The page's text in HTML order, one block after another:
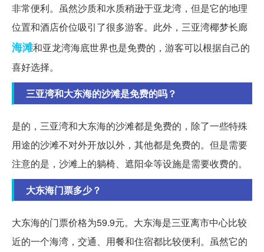
非常便利。虽然沙质和水质稍逊于亚龙湾，但是它的地理
位置和酒店价位吸引了很多游客。此外，三亚湾椰梦长廊
海滩和亚龙湾海底世界也是免费的，游客可以根据自己的
喜好选择。
三亚湾和大东海的沙滩是免费的吗？
是的，三亚湾和大东海的沙滩都是免费的，除了一些特殊
用途的沙滩不对外开放以外，其他都是免费的。但是需要
注意的是，沙滩上的躺椅、遮阳伞等设施是需要收费的。
大东海门票多少？
大东海的门票价格为59.9元。大东海是三亚离市中心比较
近的一个海湾，交通、用餐和住宿都比较便利。虽然它的